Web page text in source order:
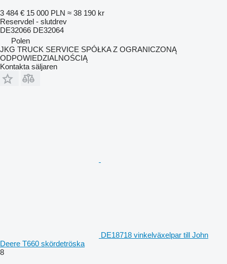
3 484 € 15 000 PLN ≈ 38 190 kr
Reservdel - slutdrev
DE32066 DE32064
Polen
JKG TRUCK SERVICE SPÓŁKA Z OGRANICZONĄ
ODPOWIEDZIALNOŚCIĄ
Kontakta säljaren
DE18718 vinkelväxelpar till John
Deere T660 skördetröska
8